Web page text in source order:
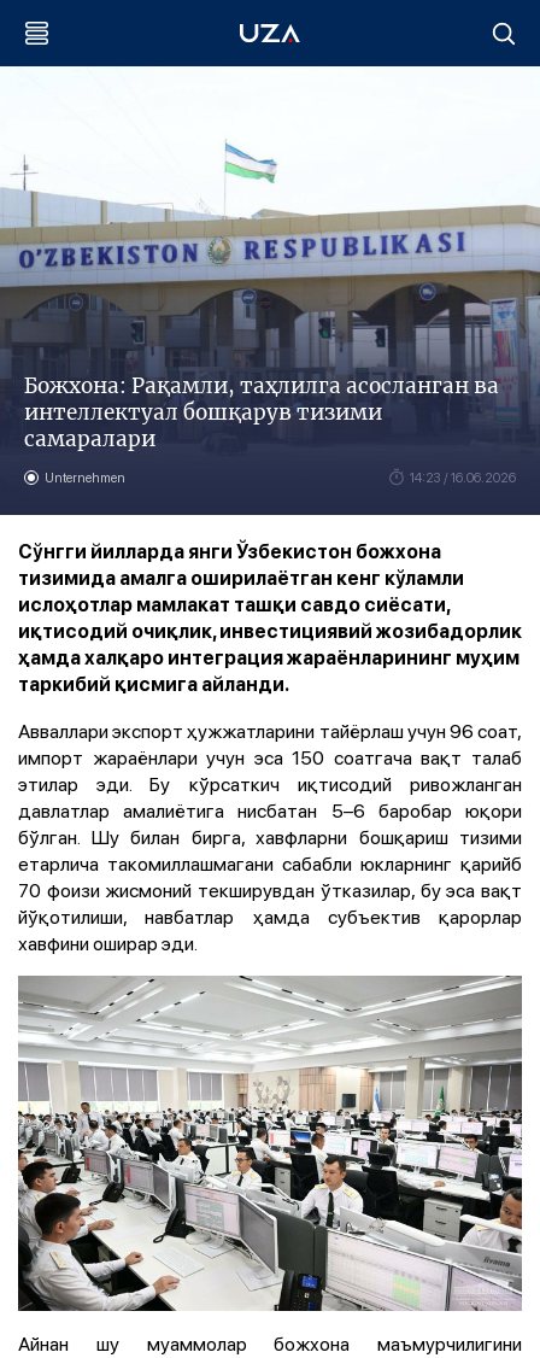
Божхона: Рақамли, таҳлилга асосланган ва
интеллектуал бошқарув тизими
самаралари
Unternehmen 14:23 / 16.06.2026
Сўнгги йилларда янги Ўзбекистон божхона
тизимида амалга оширилаётган кенг кўламли
ислоҳотлар мамлакат ташқи савдо сиёсати,
иқтисодий очиқлик, инвестициявий жозибадорлик
ҳамда халқаро интеграция жараёнларининг муҳим
таркибий қисмига айланди.
Авваллари экспорт ҳужжатларини тайёрлаш учун 96 соат,
импорт жараёнлари учун эса 150 соатгача вақт талаб
этилар эди. Бу кўрсаткич иқтисодий ривожланган
давлатлар амалиётига нисбатан 5–6 баробар юқори
бўлган. Шу билан бирга, хавфларни бошқариш тизими
етарлича такомиллашмагани сабабли юкларнинг қарийб
70 фоизи жисмоний текширувдан ўтказилар, бу эса вақт
йўқотилиши, навбатлар ҳамда субъектив қарорлар
хавфини оширар эди.
Айнан шу муаммолар божхона маъмурчилигини